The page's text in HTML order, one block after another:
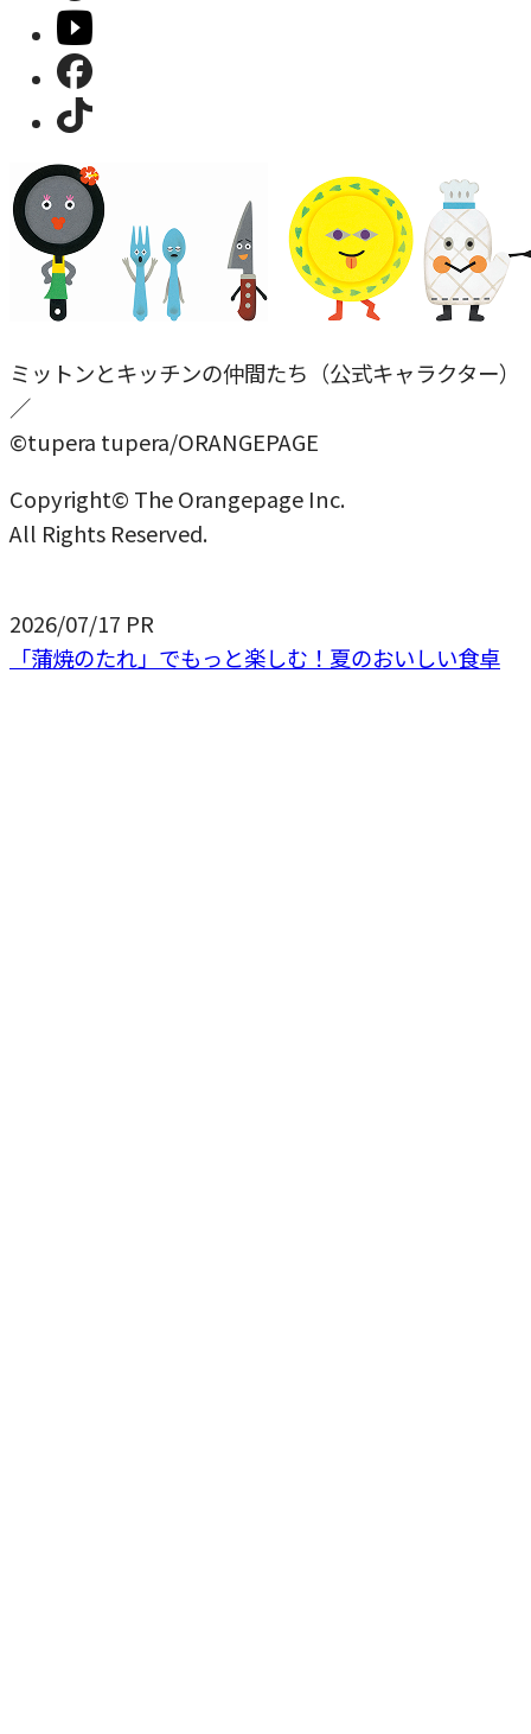
ミットンとキッチンの仲間たち（公式キャラクター）
／
©tupera tupera/ORANGEPAGE
Copyright© The Orangepage Inc.
All Rights Reserved.
2026/07/17 PR
「蒲焼のたれ」でもっと楽しむ！夏のおいしい食卓